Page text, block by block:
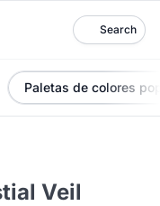
Search
Paletas de colores
Veil